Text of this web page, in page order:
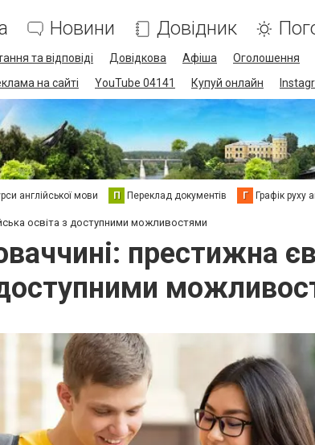
Новини Довідник
та відповіді Довідкова Афіша Оголошення
на сайті YouTube 04141 Купуй онлайн
англійської мови П Переклад документів Г Графік руху
освіта з доступними можливостями
престижна